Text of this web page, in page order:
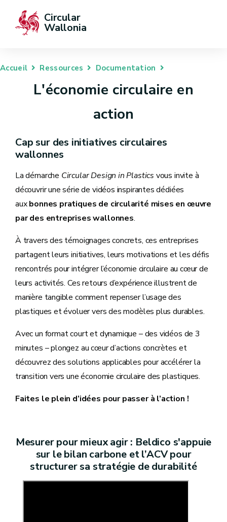
Circular
Wallonia
Accueil Ressources Documentation
L'économie circulaire en
action
Cap sur des initiatives circulaires
wallonnes
La démarche Circular Design in Plastics vous invite à
découvrir une série de vidéos inspirantes dédiées
auxbonnes pratiques de circularité mises en œuvre
par des entreprises wallonnes.
À travers des témoignages concrets, ces entreprises
partagent leurs initiatives, leurs motivations et les défis
rencontrés pour intégrer l’économie circulaire au cœur de
leurs activités. Ces retours d’expérience illustrent de
manière tangible comment repenser l’usage des
plastiques et évoluer vers des modèles plus durables.
Avec un format court et dynamique – des vidéos de 3
minutes – plongez au cœur d’actions concrètes et
découvrez des solutions applicables pour accélérer la
transition vers une économie circulaire des plastiques.
Faites le plein d’idées pour passer à l’action !
Mesurer pour mieux agir : Beldico s'appuie
sur le bilan carbone et l’ACV pour
structurer sa stratégie de durabilité